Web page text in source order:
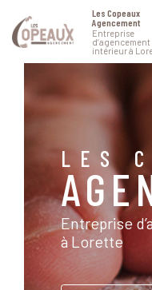
contenu
Les Copeaux
Agencement
Entreprise
d’agencement
intérieur à
LES
Entreprise
à Lorette